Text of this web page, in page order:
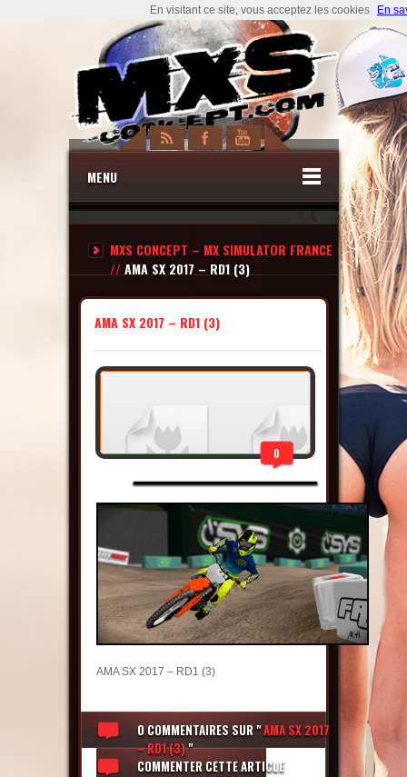
MENU
MXS CONCEPT – MX SIMULATOR FRANCE
//AMA SX 2017 – RD1 (3)
AMA SX 2017 – RD1 (3)
0
AMA SX 2017 – RD1 (3)
0 COMMENTAIRESSUR "AMA SX 2017
– RD1 (3)"
COMMENTER CETTE ARTICLE
En visitant ce site, vous acceptez les cookies En